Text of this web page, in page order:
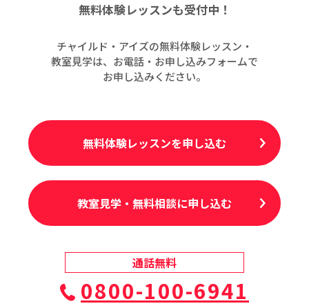
無料体験レッスンも受付中！
チャイルド・アイズの無料体験レッスン・
教室見学は、お電話・お申し込みフォームで
お申し込みください。
無料体験レッスンを申し込む
教室見学・無料相談に申し込む
通話無料
0800-100-6941